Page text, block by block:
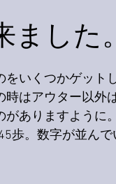
した。
いくつかゲット
はアウター以外
がありますように
歩。数字が並んで